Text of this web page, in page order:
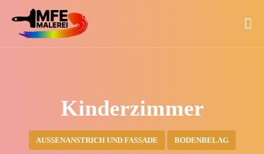
Kinderzimmer
AUSSENANSTRICH UND FASSADE BODENBELAG